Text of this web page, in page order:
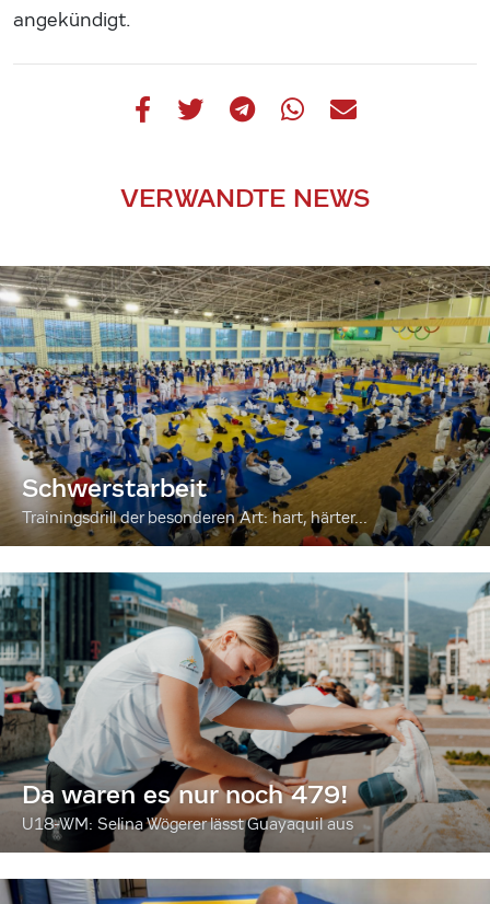
angekündigt.
VERWANDTE NEWS
Schwerstarbeit
Trainingsdrill der besonderen Art: hart, härter...
Da waren es nur noch 479!
U18-WM: Selina Wögerer lässt Guayaquil aus